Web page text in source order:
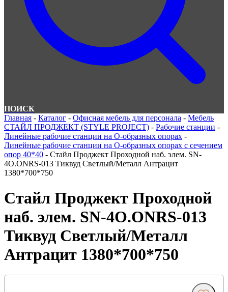
ПОИСК
Главная - Каталог - Офисная мебель для персонала - Мебель
СТАЙЛ ПРОДЖЕКТ (STYLE PROJECT) - Рабочие станции -
Линейные рабочие станции на О-образных опорах -
Линейные рабочие станции на О-образных опорах с сечением
опор 40*40 - Стайл Проджект Проходной наб. элем. SN-
4O.ONRS-013 Тиквуд Светлый/Металл Антрацит
1380*700*750
Стайл Проджект Проходной
наб. элем. SN-4O.ONRS-013
Тиквуд Светлый/Металл
Антрацит 1380*700*750